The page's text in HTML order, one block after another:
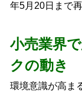
年5月20日まで
小売業界
クの動き
環境意識が高ま